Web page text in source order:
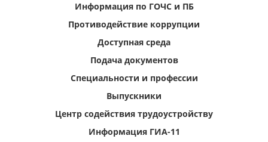
Информация по ГОЧС и ПБ
Противодействие коррупции
Доступная среда
Подача документов
Специальности и профессии
Выпускники
Центр содействия трудоустройству
Информация ГИА-11